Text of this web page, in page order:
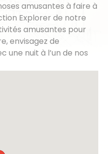
amusantes à faire à
Explorer de notre
amusantes pour
envisagez de
une nuit à l’un de nos